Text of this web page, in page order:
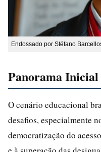
Endossado por Stéfano
Panorama Inicial
O cenário educacional
desafios, especialmente
democratização do